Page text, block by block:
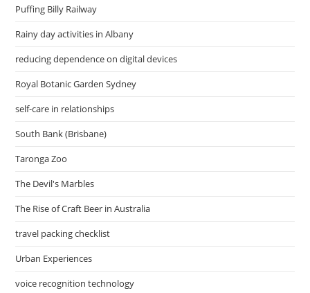
Puffing Billy Railway
Rainy day activities in Albany
reducing dependence on digital devices
Royal Botanic Garden Sydney
self-care in relationships
South Bank (Brisbane)
Taronga Zoo
The Devil's Marbles
The Rise of Craft Beer in Australia
travel packing checklist
Urban Experiences
voice recognition technology